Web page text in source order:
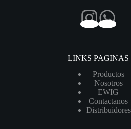
LINKS PAGINAS
Productos
Nosotros
EWIG
Contactanos
Distribuidores